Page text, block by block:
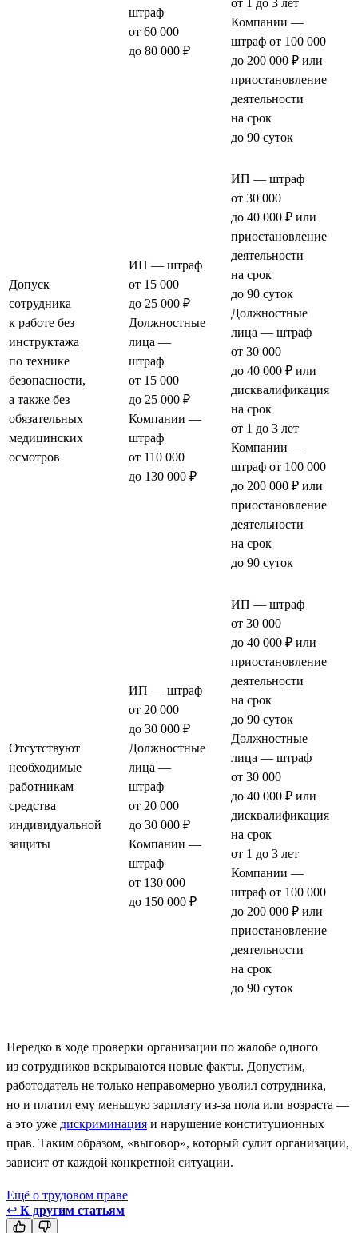
штраф
от 60 000
до 80 000 ₽
Компании —
штраф от 100 000
до 200 000 ₽ или
приостановление
деятельности
на срок
до 90 суток
Допуск
сотрудника
к работе без
инструктажа
по технике
безопасности,
а также без
обязательных
медицинских
осмотров
ИП — штраф
от 15 000
до 25 000 ₽
Должностные
лица —
штраф
от 15 000
до 25 000 ₽
Компании —
штраф
от 110 000
до 130 000 ₽
ИП — штраф
от 30 000
до 40 000 ₽ или
приостановление
деятельности
на срок
до 90 суток
Должностные
лица — штраф
от 30 000
до 40 000 ₽ или
дисквалификация
на срок
от 1 до 3 лет
Компании —
штраф от 100 000
до 200 000 ₽ или
приостановление
деятельности
на срок
до 90 суток
Отсутствуют
необходимые
работникам
средства
индивидуальной
защиты
ИП — штраф
от 20 000
до 30 000 ₽
Должностные
лица —
штраф
от 20 000
до 30 000 ₽
Компании —
штраф
от 130 000
до 150 000 ₽
ИП — штраф
от 30 000
до 40 000 ₽ или
приостановление
деятельности
на срок
до 90 суток
Должностные
лица — штраф
от 30 000
до 40 000 ₽ или
дисквалификация
на срок
от 1 до 3 лет
Компании —
штраф от 100 000
до 200 000 ₽ или
приостановление
деятельности
на срок
до 90 суток
Нередко в ходе проверки организации по жалобе одного
из сотрудников вскрываются новые факты. Допустим,
работодатель не только неправомерно уволил сотрудника,
но и платил ему меньшую зарплату из-за пола или возраста —
а это уже дискриминация и нарушение конституционных
прав. Таким образом, «выговор», который сулит организации,
зависит от каждой конкретной ситуации.
Ещё о трудовом праве
↩ К другим статьям